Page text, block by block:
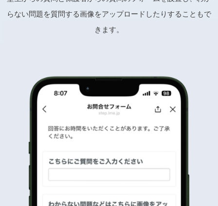
らない問題を質問する画像をアップロードしたりすることもで
きます。